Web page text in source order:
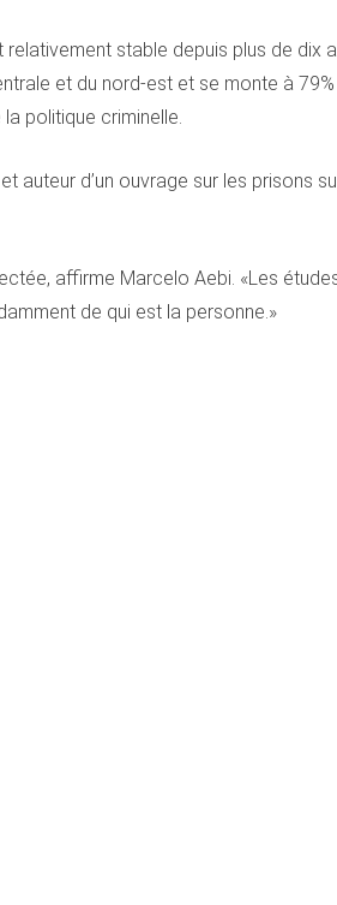
stable depuis plus de dix
et du nord-est et se monte à
politique criminelle.
auteur d’un ouvrage sur les prisons
affirme Marcelo Aebi. «Les
de qui est la personne.»